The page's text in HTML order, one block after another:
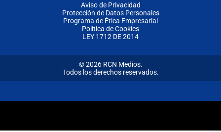
Aviso de Privacidad
Protección de Datos Personales
Programa de Ética Empresarial
Política de Cookies
LEY 1712 DE 2014
© 2026 RCN Medios.
Todos los derechos reservados.